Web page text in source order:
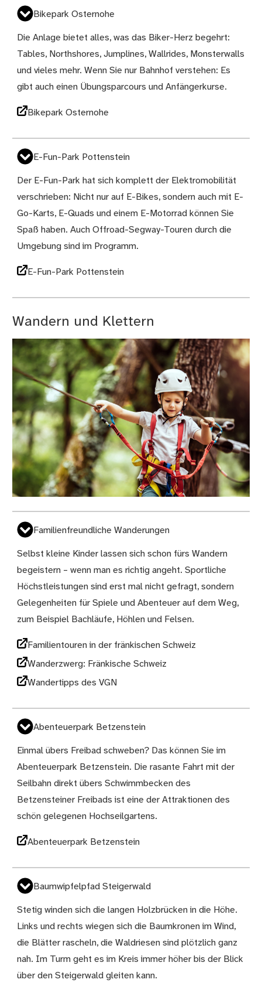
Bikepark Osternohe
Die Anlage bietet alles, was das Biker-Herz begehrt:
Tables, Northshores, Jumplines, Wallrides, Monsterwalls
und vieles mehr. Wenn Sie nur Bahnhof verstehen: Es
gibt auch einen Übungsparcours und Anfängerkurse.
Bikepark Osternohe
E-Fun-Park Pottenstein
Der E-Fun-Park hat sich komplett der Elektromobilität
verschrieben: Nicht nur auf E-Bikes, sondern auch mit E-
Go-Karts, E-Quads und einem E-Motorrad können Sie
Spaß haben. Auch Offroad-Segway-Touren durch die
Umgebung sind im Programm.
E-Fun-Park Pottenstein
Wandern und Klettern
Familienfreundliche Wanderungen
Selbst kleine Kinder lassen sich schon fürs Wandern
begeistern – wenn man es richtig angeht. Sportliche
Höchstleistungen sind erst mal nicht gefragt, sondern
Gelegenheiten für Spiele und Abenteuer auf dem Weg,
zum Beispiel Bachläufe, Höhlen und Felsen.
Familientouren in der fränkischen Schweiz
Wanderzwerg: Fränkische Schweiz
Wandertipps des VGN
Abenteuerpark Betzenstein
Einmal übers Freibad schweben? Das können Sie im
Abenteuerpark Betzenstein. Die rasante Fahrt mit der
Seilbahn direkt übers Schwimmbecken des
Betzensteiner Freibads ist eine der Attraktionen des
schön gelegenen Hochseilgartens.
Abenteuerpark Betzenstein
Baumwipfelpfad Steigerwald
Stetig winden sich die langen Holzbrücken in die Höhe.
Links und rechts wiegen sich die Baumkronen im Wind,
die Blätter rascheln, die Waldriesen sind plötzlich ganz
nah. Im Turm geht es im Kreis immer höher bis der Blick
über den Steigerwald gleiten kann.